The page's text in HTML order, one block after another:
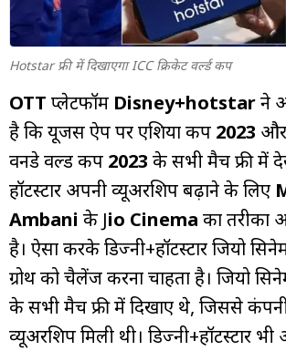
Hotstar फ्री में दिखाएगा ICC क्रिकेट वर्ल्ड कप
OTT प्लेटफॉर्म Disney+hotstarने
है कि यूजर्स ऐप पर एशिया कप 2023 और
वनडे वर्ल्ड कप 2023 के सभी मैच फ्री में
हॉटस्टार अपनी व्यूअरशिप बढ़ाने के लिए
Ambani के Jio Cinema का तरीका
है। ऐसा करके डिज्नी+हॉटस्टार जियो
ग्रोथ को चैलेंज करना चाहता है। जियो
के सभी मैच फ्री में दिखाए थे, जिससे कंपनी
व्यूअरशिप मिली थी। डिज्नी+हॉटस्टार